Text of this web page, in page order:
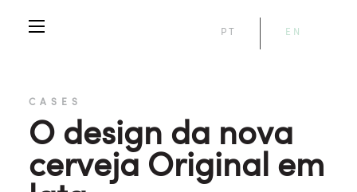
PT EN
CASES
O design da nova
cerveja Original em